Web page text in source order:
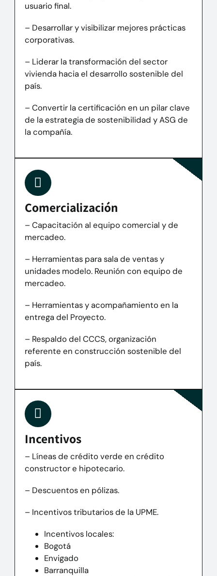
usuario final.
– Desarrollar y visibilizar mejores prácticas
corporativas.
– Liderar la transformación del sector
vivienda hacia el desarrollo sostenible del
país.
– Convertir la certificación en un pilar clave
de la estrategia de sostenibilidad y ASG de
la compañía.
Comercialización
– Capacitación al equipo comercial y de
mercadeo.
– Herramientas para sala de ventas y
unidades modelo. Reunión con equipo de
mercadeo.
– Herramientas y acompañamiento en la
entrega del Proyecto.
– Respaldo del CCCS, organización
referente en construcción sostenible del
país.
Incentivos
– Líneas de crédito verde en crédito
constructor e hipotecario.
– Descuentos en pólizas.
– Incentivos tributarios de la UPME.
Incentivos locales:
Bogotá
Envigado
Barranquilla